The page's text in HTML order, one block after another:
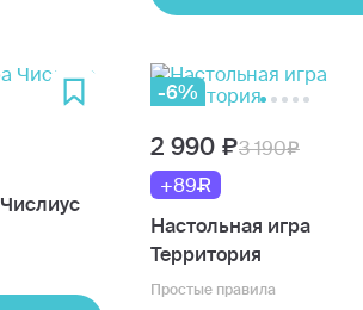
Настольная игра Числиус
-6%
2 990
3 190
+89
Настольная игра
Территория
Простые правила